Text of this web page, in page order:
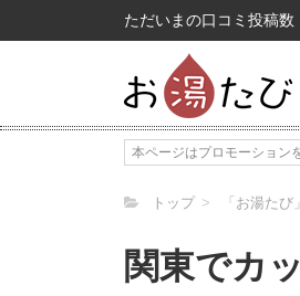
ただいまの口コミ投稿数
本ページはプロモーション
トップ 「お湯た
関東でカ